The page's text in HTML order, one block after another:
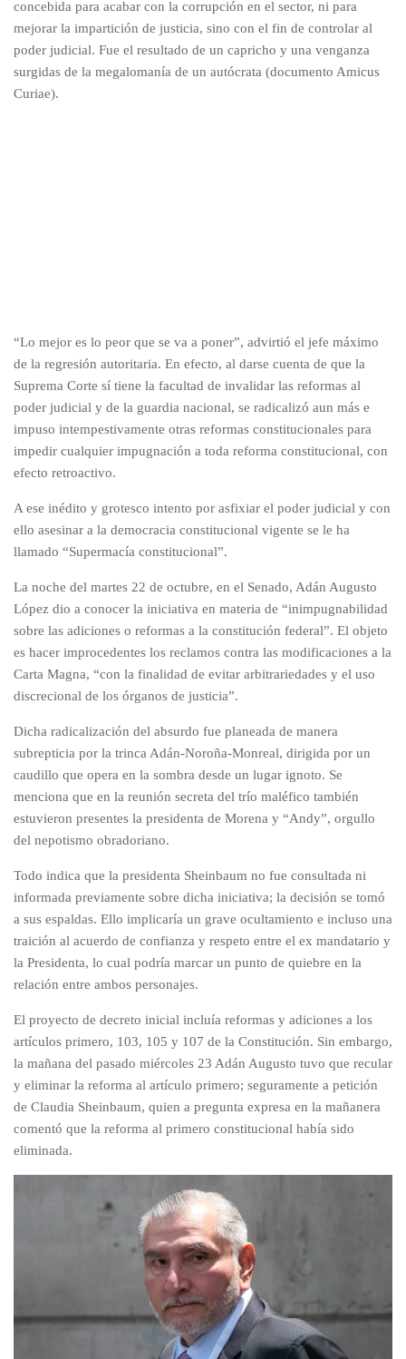
concebida para acabar con la corrupción en el sector, ni para
mejorar la impartición de justicia, sino con el fin de controlar al
poder judicial. Fue el resultado de un capricho y una venganza
surgidas de la megalomanía de un autócrata (documento Amicus
Curiae).
“Lo mejor es lo peor que se va a poner”, advirtió el jefe máximo
de la regresión autoritaria. En efecto, al darse cuenta de que la
Suprema Corte sí tiene la facultad de invalidar las reformas al
poder judicial y de la guardia nacional, se radicalizó aun más e
impuso intempestivamente otras reformas constitucionales para
impedir cualquier impugnación a toda reforma constitucional, con
efecto retroactivo.
A ese inédito y grotesco intento por asfixiar el poder judicial y con
ello asesinar a la democracia constitucional vigente se le ha
llamado “Supermacía constitucional”.
La noche del martes 22 de octubre, en el Senado, Adán Augusto
López dio a conocer la iniciativa en materia de “inimpugnabilidad
sobre las adiciones o reformas a la constitución federal”. El objeto
es hacer improcedentes los reclamos contra las modificaciones a la
Carta Magna, “con la finalidad de evitar arbitrariedades y el uso
discrecional de los órganos de justicia”.
Dicha radicalización del absurdo fue planeada de manera
subrepticia por la trinca Adán-Noroña-Monreal, dirigida por un
caudillo que opera en la sombra desde un lugar ignoto. Se
menciona que en la reunión secreta del trío maléfico también
estuvieron presentes la presidenta de Morena y “Andy”, orgullo
del nepotismo obradoriano.
Todo indica que la presidenta Sheinbaum no fue consultada ni
informada previamente sobre dicha iniciativa; la decisión se tomó
a sus espaldas. Ello implicaría un grave ocultamiento e incluso una
traición al acuerdo de confianza y respeto entre el ex mandatario y
la Presidenta, lo cual podría marcar un punto de quiebre en la
relación entre ambos personajes.
El proyecto de decreto inicial incluía reformas y adiciones a los
artículos primero, 103, 105 y 107 de la Constitución. Sin embargo,
la mañana del pasado miércoles 23 Adán Augusto tuvo que recular
y eliminar la reforma al artículo primero; seguramente a petición
de Claudia Sheinbaum, quien a pregunta expresa en la mañanera
comentó que la reforma al primero constitucional había sido
eliminada.